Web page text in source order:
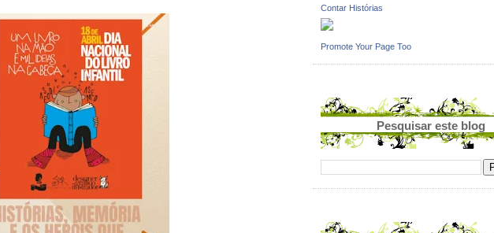
Contar Histórias
Promote Your Page Too
Pesquisar este blog